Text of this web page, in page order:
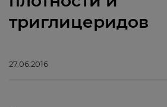
триглицеридов
27.06.2016